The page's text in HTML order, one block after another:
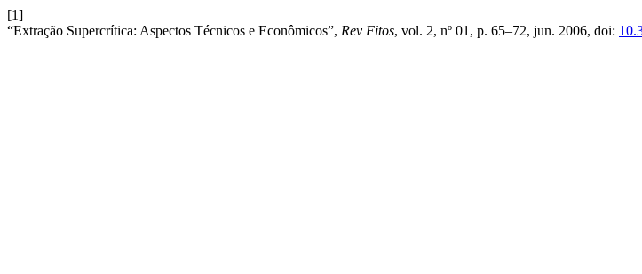
[1]
“Extração Supercrítica: Aspectos Técnicos e Econômicos”, Rev Fitos, vol. 2, nº 01, p. 65–72, jun. 2006, doi: